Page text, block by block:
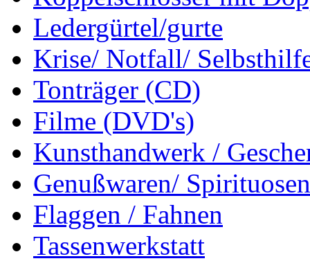
Ledergürtel/gurte
Krise/ Notfall/
Tonträger (CD)
Filme (DVD's)
Kunsthandwerk /
Genußwaren/ Spirituosen
Flaggen / Fahnen
Tassenwerkstatt